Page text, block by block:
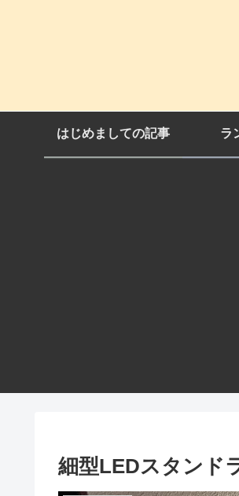
はじめましての記事 ラ
細型LEDスタンド